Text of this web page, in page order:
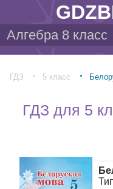
ГДЗ 5 класс
ГДЗ для 5